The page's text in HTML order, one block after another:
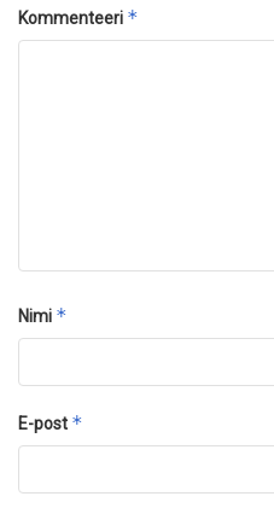
Kommenteeri *
Nimi *
E-post *